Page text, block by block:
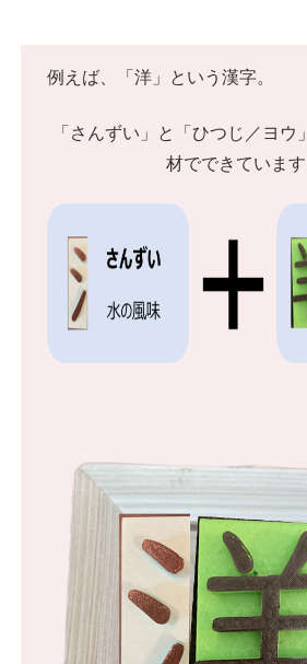
例えば、「洋」という漢字。
「さんずい」と「ひつじ／ヨウ
材でできています